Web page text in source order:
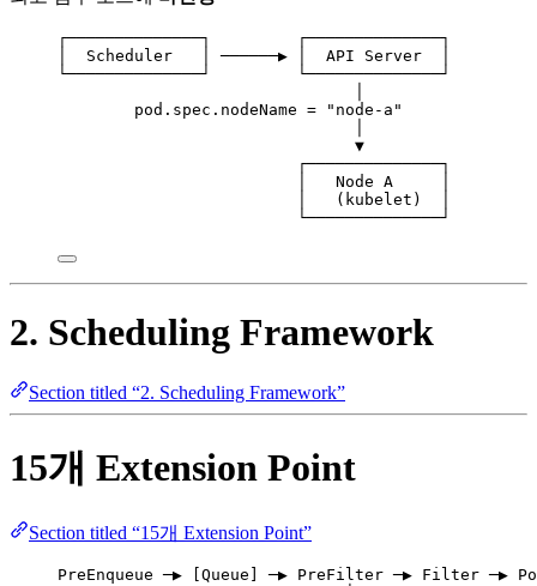
┌──────────────┐         ┌──────────────┐
│  Scheduler   │ ──────▶ │  API Server  │
└──────────────┘         └──────────────┘
pod.spec.nodeName = "node-a"
▼
┌──────────────┐
│   Node A     │
│   (kubelet)  │
└──────────────┘
2. Scheduling Framework
Section titled “2. Scheduling Framework”
15개 Extension Point
Section titled “15개 Extension Point”
PreEnqueue ─▶ [Queue] ─▶ PreFilter ─▶ Filter ─▶